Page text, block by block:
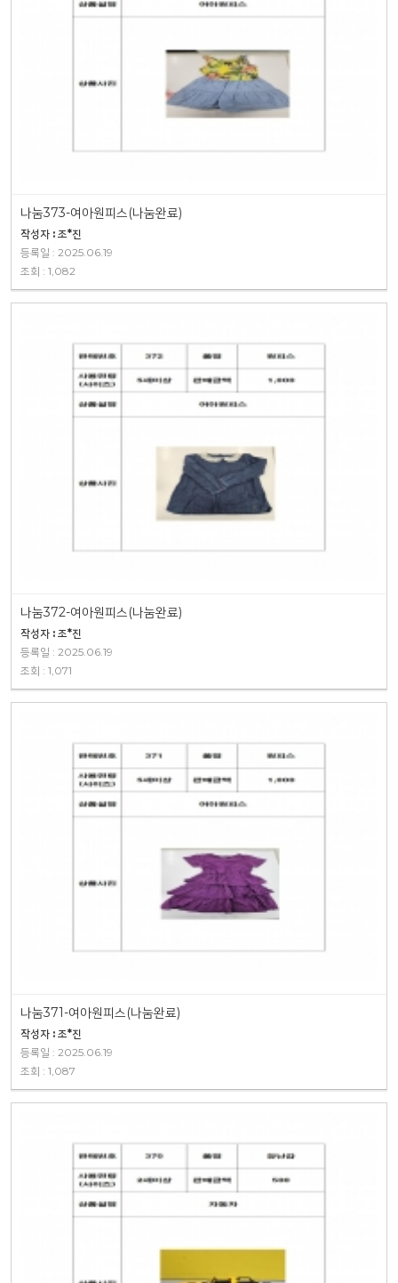
나눔373-여아원피스(나눔완료)
작성자 : 조*진
등록일 : 2025.06.19
조회 : 1,082
나눔372-여아원피스(나눔완료)
작성자 : 조*진
등록일 : 2025.06.19
조회 : 1,071
나눔371-여아원피스(나눔완료)
작성자 : 조*진
등록일 : 2025.06.19
조회 : 1,087